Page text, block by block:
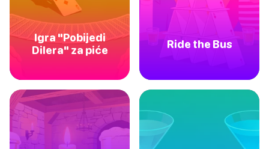
Igra "Pobijedi
Dilera" za piće
Ride the Bus